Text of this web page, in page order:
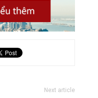
Next article